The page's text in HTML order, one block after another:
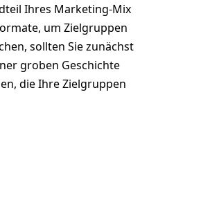
Ihres Marketing-Mix
um Zielgruppen
sollten Sie zunächst
groben Geschichte
die Ihre Zielgruppen